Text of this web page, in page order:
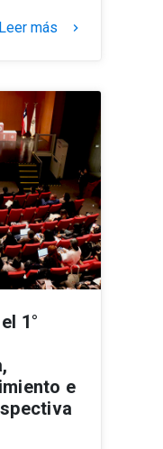
Leer más keyboard_arrow_right
1°
e